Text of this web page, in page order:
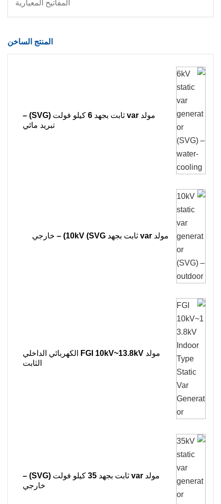
المفاتيح المعيارية
المنتج الساخن
مولد var ثابت بجهد 6 كيلو فولت (SVG) –
تبريد مائي
مولد var ثابت بجهد 10kV (SVG) – خارجي
مولد FGI 10kV~13.8kV الكهربائي الداخلي
الثابت
مولد var ثابت بجهد 35 كيلو فولت (SVG) –
خارجي